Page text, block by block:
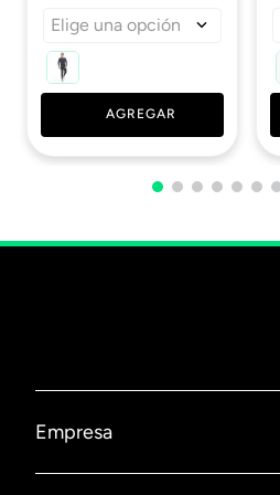
Elige una opción
AGREGAR
Empresa